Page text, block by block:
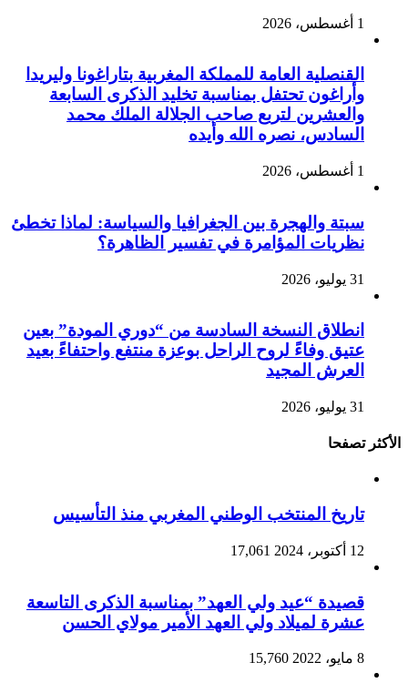
1 أغسطس، 2026
القنصلية العامة للمملكة المغربية بتاراغونا وليريدا
وأراغون تحتفل بمناسبة تخليد الذكرى السابعة
والعشرين لتربع صاحب الجلالة الملك محمد
السادس، نصره الله وأيده
1 أغسطس، 2026
سبتة والهجرة بين الجغرافيا والسياسة: لماذا تخطئ
نظريات المؤامرة في تفسير الظاهرة؟
31 يوليو، 2026
انطلاق النسخة السادسة من “دوري المودة” بعين
عتيق وفاءً لروح الراحل بوعزة منتفع واحتفاءً بعيد
العرش المجيد
31 يوليو، 2026
الأكثر تصفحا
تاريخ المنتخب الوطني المغربي منذ التأسيس
12 أكتوبر، 2024 17,061
قصيدة “عيد ولي العهد” بمناسبة الذكرى التاسعة
عشرة لميلاد ولي العهد الأمير مولاي الحسن
8 مايو، 2022 15,760